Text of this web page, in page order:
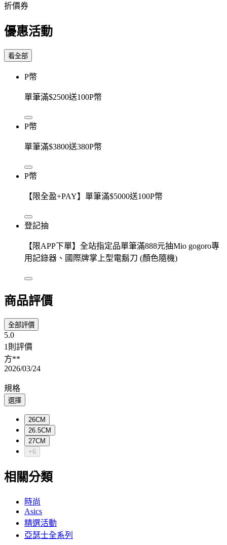
折價券
優惠活動
看全部
P幣
單筆滿$2500送100P幣
P幣
單筆滿$3800送380P幣
P幣
【限全盈+PAY】單筆滿$5000送100P幣
登記抽
【限APP下單】全站指定品單筆滿888元抽Mio gogoro專
用記錄器、國際牌掌上型電鬍刀 (顏色隨機)
商品評價
全部評價
5.0
1則評價
方**
2026/03/24
規格
選擇
26CM
26.5CM
27CM
+6
相關分類
時尚
Asics
精選活動
亞瑟士全系列